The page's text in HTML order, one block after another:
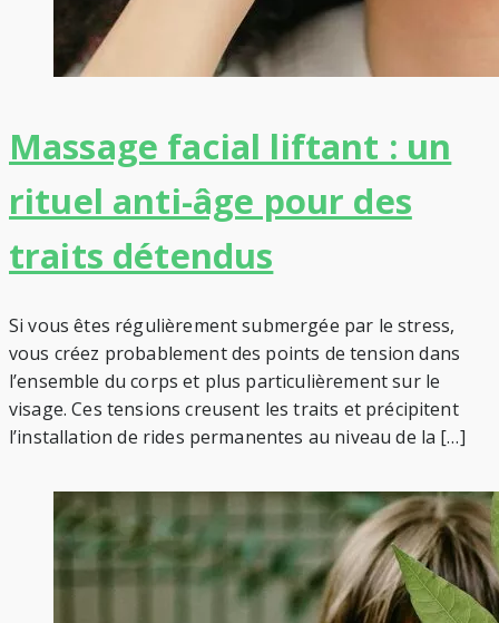
Massage facial liftant : un
rituel anti-âge pour des
traits détendus
Si vous êtes régulièrement submergée par le stress,
vous créez probablement des points de tension dans
l’ensemble du corps et plus particulièrement sur le
visage. Ces tensions creusent les traits et précipitent
l’installation de rides permanentes au niveau de la […]